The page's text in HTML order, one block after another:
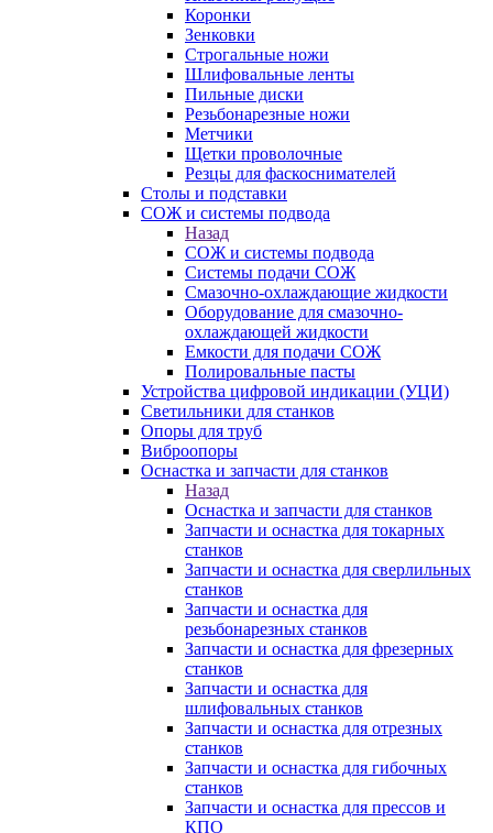
Коронки
Зенковки
Строгальные ножи
Шлифовальные ленты
Пильные диски
Резьбонарезные ножи
Метчики
Щетки проволочные
Резцы для фаскоснимателей
Столы и подставки
СОЖ и системы подвода
Назад
СОЖ и системы подвода
Системы подачи СОЖ
Смазочно-охлаждающие жидкости
Оборудование для смазочно-
охлаждающей жидкости
Емкости для подачи СОЖ
Полировальные пасты
Устройства цифровой индикации (УЦИ)
Светильники для станков
Опоры для труб
Виброопоры
Оснастка и запчасти для станков
Назад
Оснастка и запчасти для станков
Запчасти и оснастка для токарных
станков
Запчасти и оснастка для сверлильных
станков
Запчасти и оснастка для
резьбонарезных станков
Запчасти и оснастка для фрезерных
станков
Запчасти и оснастка для
шлифовальных станков
Запчасти и оснастка для отрезных
станков
Запчасти и оснастка для гибочных
станков
Запчасти и оснастка для прессов и
КПО